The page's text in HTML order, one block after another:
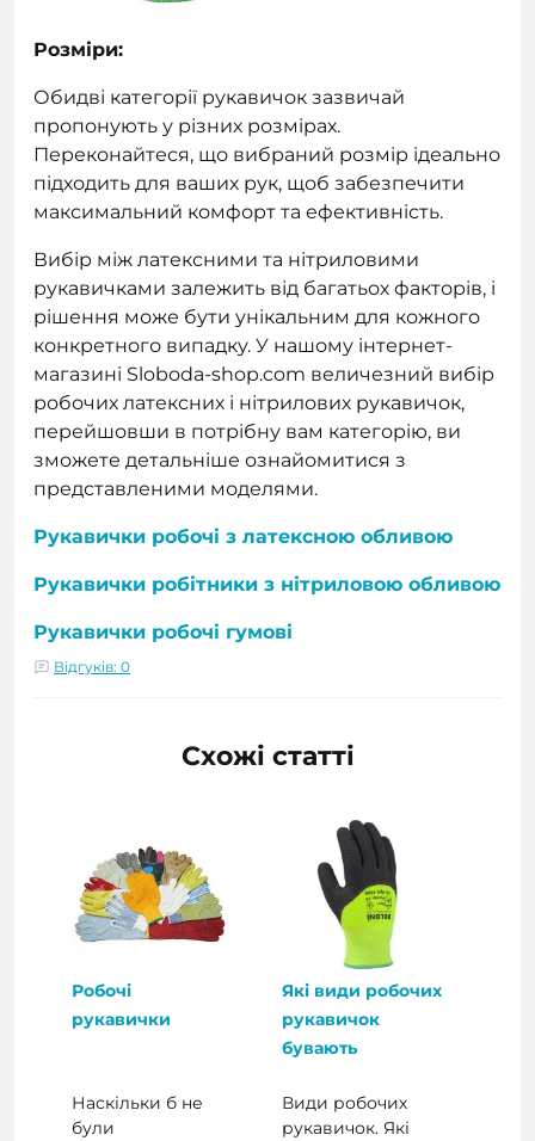
Розміри:
Обидві категорії рукавичок зазвичай
пропонують у різних розмірах.
Переконайтеся, що вибраний розмір ідеально
підходить для ваших рук, щоб забезпечити
максимальний комфорт та ефективність.
Вибір між латексними та нітриловими
рукавичками залежить від багатьох факторів, і
рішення може бути унікальним для кожного
конкретного випадку. У нашому інтернет-
магазині Sloboda-shop.com величезний вибір
робочих латексних і нітрилових рукавичок,
перейшовши в потрібну вам категорію, ви
зможете детальніше ознайомитися з
представленими моделями.
Рукавички робочі з латексною обливою
Рукавички робітники з нітриловою обливою
Рукавички робочі гумові
Відгуків: 0
Схожі статті
Робочі
рукавички
Наскільки б не
були
Які види робочих
рукавичок
бувають
Види робочих
рукавичок. Які